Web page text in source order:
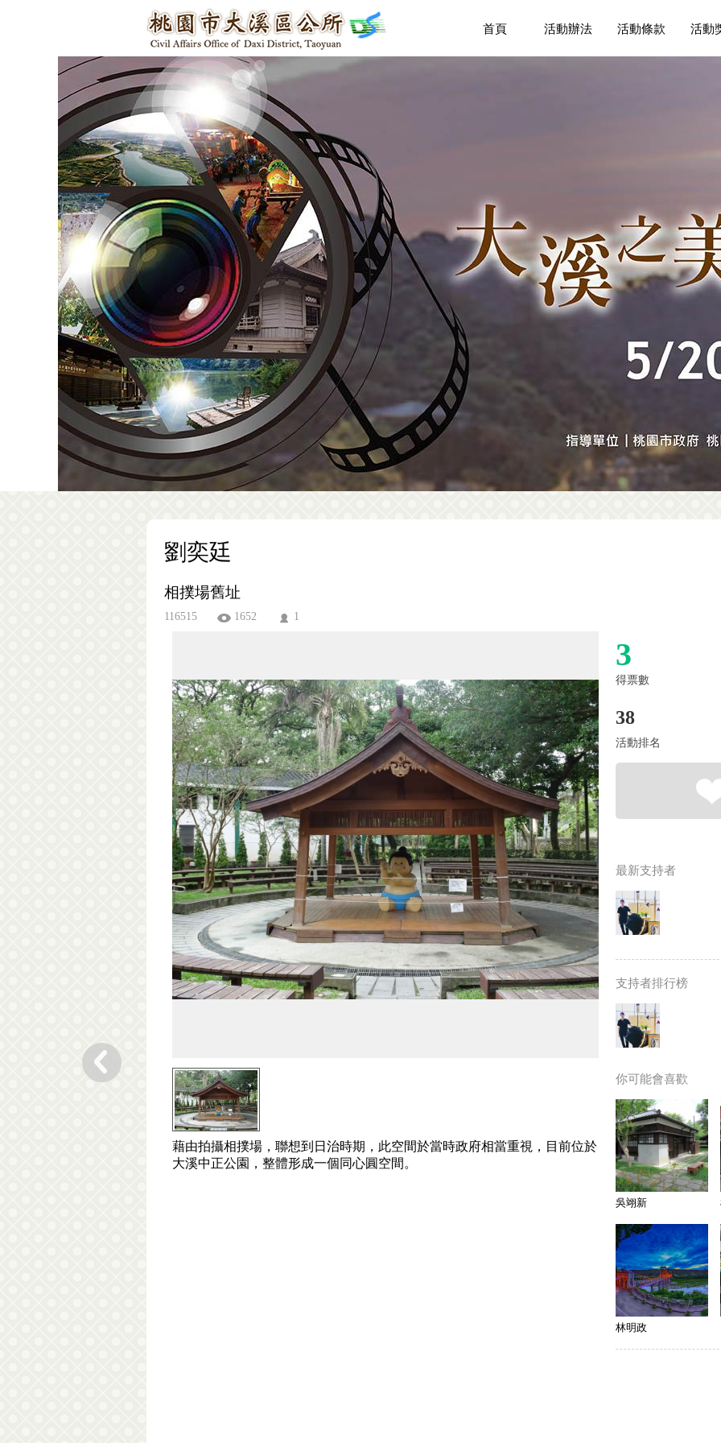
首頁 活動辦法 活動條款 活動
劉奕廷
相撲場舊址
116515 1652 1
藉由拍攝相撲場，聯想到日治時期，此空間於當時政府相當重視，目前位於
大溪中正公園，整體形成一個同心圓空間。
3
得票數
38
活動排名
最新支持者
支持者排行榜
你可能會喜歡
吳翊新
林明政